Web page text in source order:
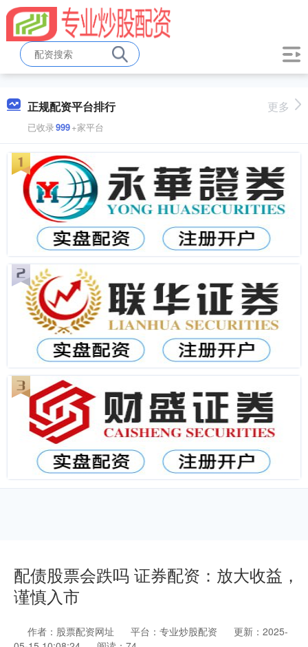
正规配资平台排行
已收录999+家平台
更多
配债股票会跌吗 证券配资：放大收益，
谨慎入市
作者：股票配资网址 平台：专业炒股配资
更新：2025-